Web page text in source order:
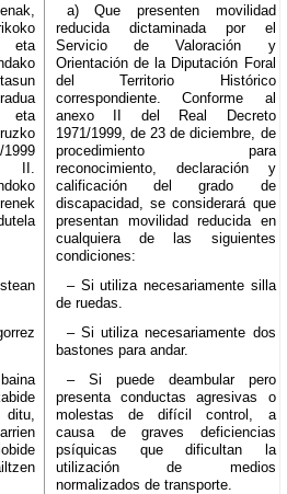
eta
eta
II.
a) Que presenten movilidad
reducida dictaminada por el
Servicio de Valoración y
Orientación de la Diputación Foral
del Territorio Histórico
correspondiente. Conforme al
anexo II del Real Decreto
1971/1999, de 23 de diciembre, de
procedimiento para
reconocimiento, declaración y
calificación del grado de
discapacidad, se considerará que
presentan movilidad reducida en
cualquiera de las siguientes
condiciones:
– Si utiliza necesariamente silla
de ruedas.
– Si utiliza necesariamente dos
bastones para andar.
– Si puede deambular pero
presenta conductas agresivas o
molestas de difícil control, a
causa de graves deficiencias
psíquicas que dificultan la
utilización de medios
normalizados de transporte.